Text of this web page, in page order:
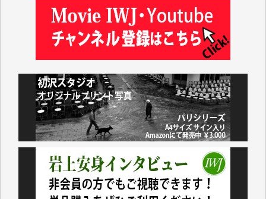
R.N. 様
J.M. 様
T.N. 様
Y.T. 様
T.K. 様
ASAKO TAKAESU 様
マシオン恵美香 様
平野智生 様
山本賢二 様
吉住俊昭 様